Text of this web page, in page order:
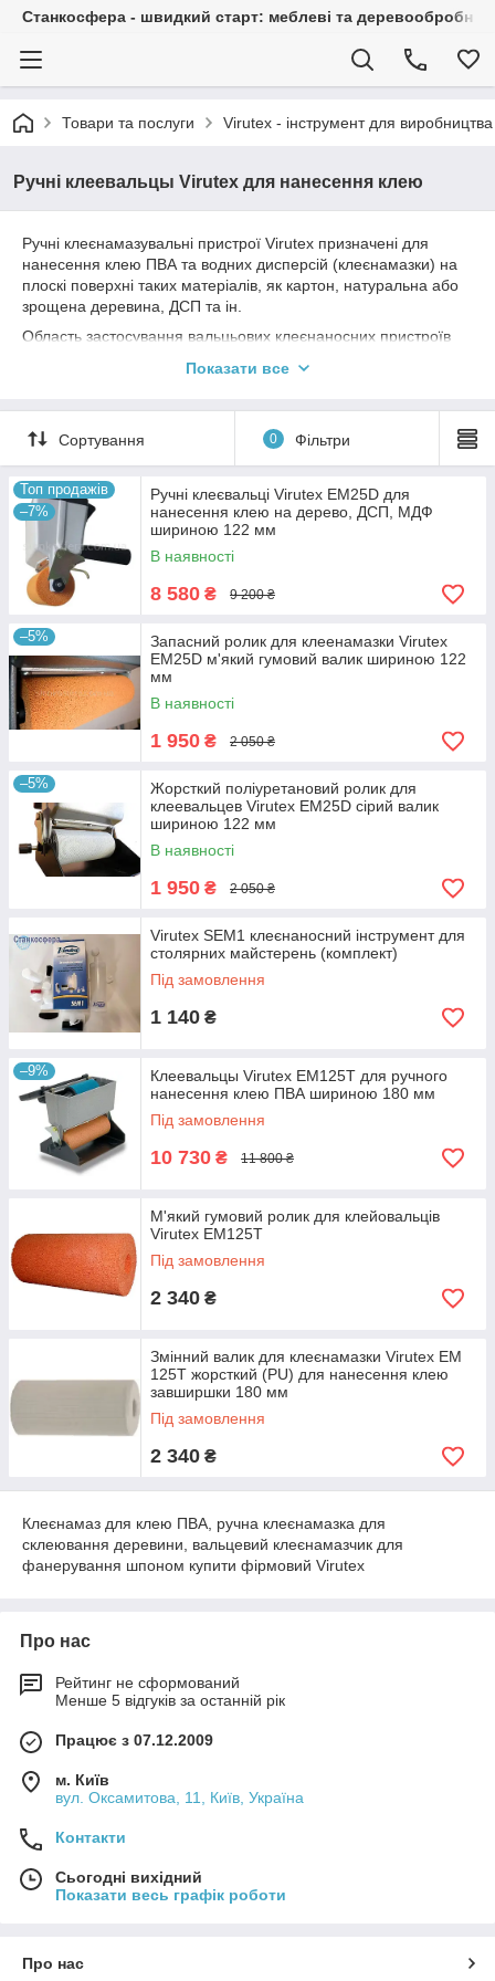
Станкосфера - швидкий старт: меблеві та деревообробні
Товари та послуги Virutex - інструмент для
Ручні клеевальцы Virutex для нанесення клею
Ручні клеєнамазувальні пристрої Virutex призначені для
нанесення клею ПВА та водних дисперсій (клеєнамазки) на
плоскі поверхні таких матеріалів, як картон, натуральна або
зрощена деревина, ДСП та ін.
Область застосування вальцьових клеєнаносних пристроїв
картонної упаковки, при виробництві столярних виробів, для
наклеювання пластику на плоскі поверхні. Перевагами
використання клеєнамазок вальцевого типу є висока
продуктивність цього важливого процесу, економне
витрачання клею та рівномірність шару клею, що наноситься.
Ручні клеєнамазники (клеєвальці) від іспанського виробника
Virutex представлені двома найпопулярнішими моделями
EM: 125T (ширина 180 мм) і 25D (ширина 120 мм).
Також в наявності оригінальні запасні ролики для
клеєнаносних пристроїв Вірутекс: жорсткі поліуретанові
валики та м'які гумові ролики для клеєнамазки шириною 122
та 180 мм.
Показати все
Сортування 0 Фільтри
Топ продажів
–7%
Ручні клеєвальці Virutex EM25D для
нанесення клею на дерево, ДСП, МДФ
шириною 122 мм
В наявності
8 580 ₴ 9 200 ₴
–5%
Запасний ролик для клеенамазки Virutex
EM25D м'який гумовий валик шириною 122
мм
В наявності
1 950 ₴ 2 050 ₴
–5%
Жорсткий поліуретановий ролик для
клеевальцев Virutex EM25D сірий валик
шириною 122 мм
В наявності
1 950 ₴ 2 050 ₴
Virutex SEM1 клеєнаносний інструмент для
столярних майстерень (комплект)
Під замовлення
1 140 ₴
–9%
Клеевальцы Virutex EM125T для ручного
нанесення клею ПВА шириною 180 мм
Під замовлення
10 730 ₴ 11 800 ₴
М'який гумовий ролик для клейовальців
Virutex EM125T
Під замовлення
2 340 ₴
Змінний валик для клеєнамазки Virutex EM
125T жорсткий (PU) для нанесення клею
завширшки 180 мм
Під замовлення
2 340 ₴
Клеєнамаз для клею ПВА, ручна клеєнамазка для
склеювання деревини, вальцевий клеєнамазчик для
фанерування шпоном купити фірмовий Virutex
Про нас
Рейтинг не сформований
Менше 5 відгуків за останній рік
Працює з 07.12.2009
м. Київ
вул. Оксамитова, 11, Київ, Україна
Контакти
Сьогодні вихідний
Показати весь графік роботи
Про нас